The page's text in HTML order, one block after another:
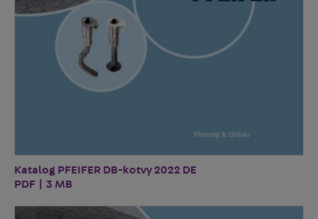
Katalog PFEIFER DB-kotvy 2022 DE
PDF | 3 MB